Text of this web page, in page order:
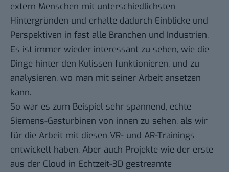
extern Menschen mit unterschiedlichsten
Hintergründen und erhalte dadurch Einblicke und
Perspektiven in fast alle Branchen und Industrien.
Es ist immer wieder interessant zu sehen, wie die
Dinge hinter den Kulissen funktionieren, und zu
analysieren, wo man mit seiner Arbeit ansetzen
kann.
So war es zum Beispiel sehr spannend, echte
Siemens-Gasturbinen von innen zu sehen, als wir
für die Arbeit mit diesen VR- und AR-Trainings
entwickelt haben. Aber auch Projekte wie der erste
aus der Cloud in Echtzeit-3D gestreamte